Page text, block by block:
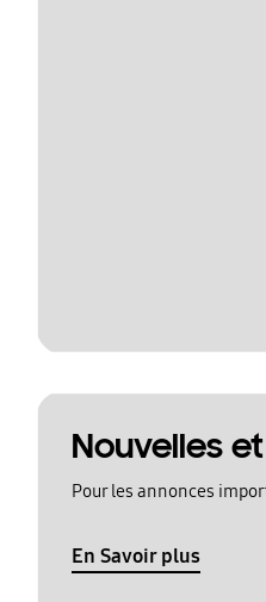
Nouvelles
Pour les annonces
En Savoir plus